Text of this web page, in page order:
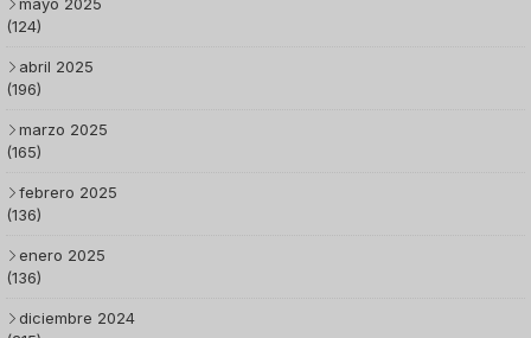
(124)
abril 2025
(196)
marzo 2025
(165)
febrero 2025
(136)
enero 2025
(136)
diciembre 2024